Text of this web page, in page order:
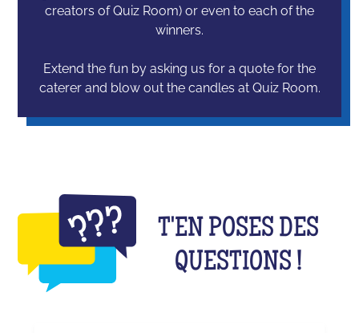
creators of Quiz Room) or even to each of the
winners.
Extend the fun by asking us for a quote for the
caterer and blow out the candles at Quiz Room.
T'EN POSES DES
QUESTIONS !